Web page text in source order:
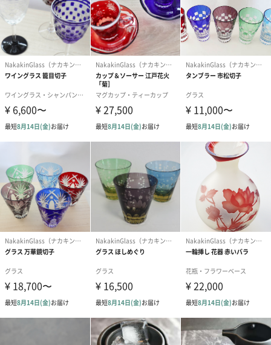
金空
夕暮れ時ピンク色に輝く富士山
透紅、透藍ペアセット
オプションで桐箱に入れてお届け
有料のオプションで、化粧箱を桐箱に変更することもできます。
ブランド名とロゴが入ったおしゃれで高級感のある箱はギフトに